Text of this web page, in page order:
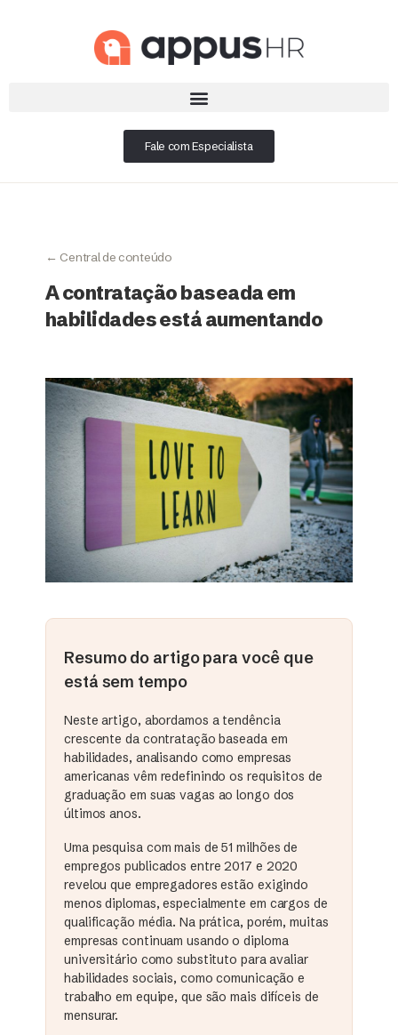
Fale com Especialista
← Central de conteúdo
A contratação baseada em
habilidades está aumentando
Resumo do artigo para você que
está sem tempo
Neste artigo, abordamos a tendência
crescente da contratação baseada em
habilidades, analisando como empresas
americanas vêm redefinindo os requisitos de
graduação em suas vagas ao longo dos
últimos anos.
Uma pesquisa com mais de 51 milhões de
empregos publicados entre 2017 e 2020
revelou que empregadores estão exigindo
menos diplomas, especialmente em cargos de
qualificação média. Na prática, porém, muitas
empresas continuam usando o diploma
universitário como substituto para avaliar
habilidades sociais, como comunicação e
trabalho em equipe, que são mais difíceis de
mensurar.